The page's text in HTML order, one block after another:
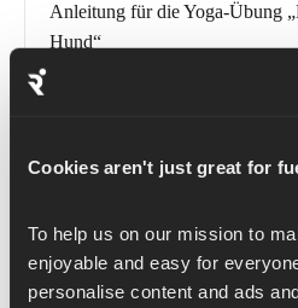
Cookies aren't just great for
To help us on our mission to
enjoyable and easy for
personalise content and ads
Anleitung für die Yoga-Übung
Hund“
Lerne, wie du den
mit der richtigen Form und
Anleitung für die